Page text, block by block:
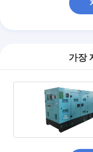
가장